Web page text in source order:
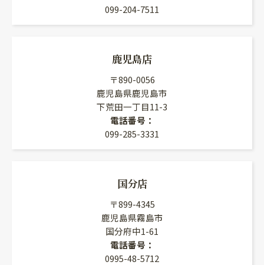
099-204-7511
鹿児島店
〒890-0056
鹿児島県鹿児島市
下荒田一丁目11-3
電話番号：
099-285-3331
国分店
〒899-4345
鹿児島県霧島市
国分府中1-61
電話番号：
0995-48-5712